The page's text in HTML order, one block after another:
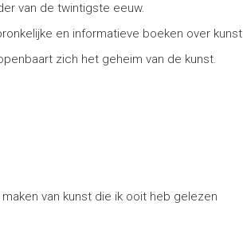
van de twintigste eeuw.
en informatieve boeken over
zich het geheim van de kunst.
van kunst die ik ooit heb gelezen